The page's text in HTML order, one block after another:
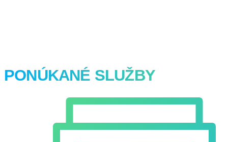
PONÚKANÉ SLUŽBY